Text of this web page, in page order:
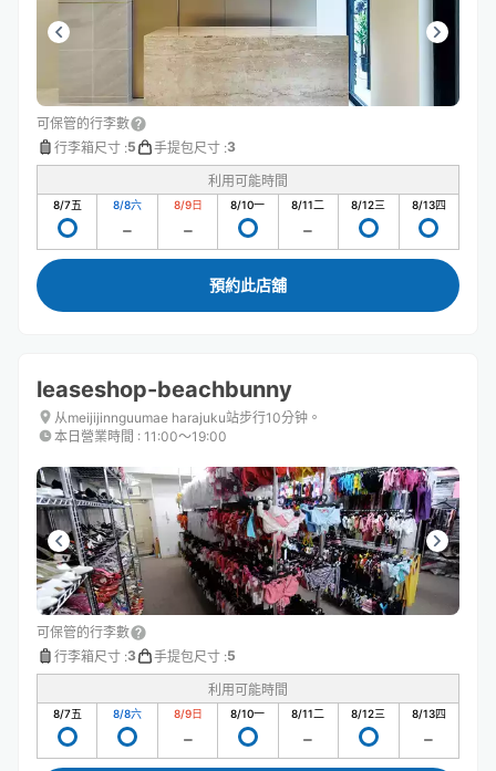
可保管的行李數
行李箱尺寸 :5 手提包尺寸 :3
利用可能時間
8/7五 8/8六 8/9日 8/10一 8/11二 8/12三 8/13四
預約此店舖
leaseshop-beachbunny
从meijijinnguumae harajuku站步行10分钟。
本日營業時間 : 11:00〜19:00
可保管的行李數
行李箱尺寸 :3 手提包尺寸 :5
利用可能時間
8/7五 8/8六 8/9日 8/10一 8/11二 8/12三 8/13四